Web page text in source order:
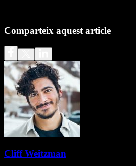
Comparteix aquest article
Cliff Weitzman